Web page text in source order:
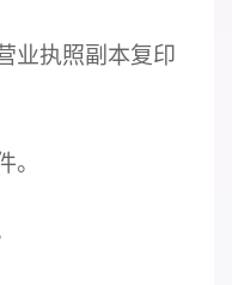
业执照副本复印